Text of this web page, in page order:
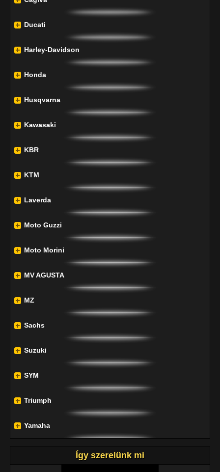
Ducati
Harley-Davidson
Honda
Husqvarna
Kawasaki
KBR
KTM
Laverda
Moto Guzzi
Moto Morini
MV AGUSTA
MZ
Sachs
Suzuki
SYM
Triumph
Yamaha
Így szerelünk mi